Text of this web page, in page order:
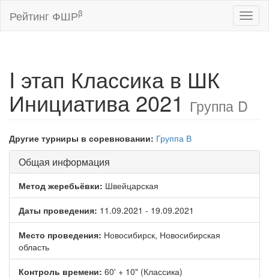
Рейтинг ФШРβ
I этап Классика в ШК
Инициатива 2021 Группа D
Другие турниры в соревновании: Группа В
Общая информация
Метод жеребьёвки: Швейцарская
Даты проведения: 11.09.2021 - 19.09.2021
Место проведения: Новосибирск, Новосибирская
область
Контроль времени: 60' + 10" (Классика)